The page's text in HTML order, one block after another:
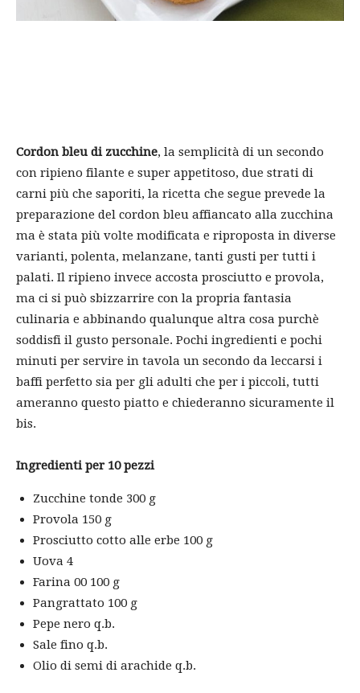
Cordon bleu di zucchine, la semplicità di un secondo
con ripieno filante e super appetitoso, due strati di
carni più che saporiti, la ricetta che segue prevede la
preparazione del cordon bleu affiancato alla zucchina
ma è stata più volte modificata e riproposta in diverse
varianti, polenta, melanzane, tanti gusti per tutti i
palati. Il ripieno invece accosta prosciutto e provola,
ma ci si può sbizzarrire con la propria fantasia
culinaria e abbinando qualunque altra cosa purchè
soddisfi il gusto personale. Pochi ingredienti e pochi
minuti per servire in tavola un secondo da leccarsi i
baffi perfetto sia per gli adulti che per i piccoli, tutti
ameranno questo piatto e chiederanno sicuramente il
bis.
Ingredienti per 10 pezzi
Zucchine tonde 300 g
Provola 150 g
Prosciutto cotto alle erbe 100 g
Uova 4
Farina 00 100 g
Pangrattato 100 g
Pepe nero q.b.
Sale fino q.b.
Olio di semi di arachide q.b.